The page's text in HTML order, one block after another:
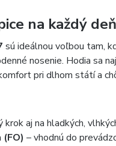
na každý deň
sú ideálnou voľbou tam,
nosenie. Hodia sa
pri dlhom státí a
krok aj na hladkých,
– vhodnú do